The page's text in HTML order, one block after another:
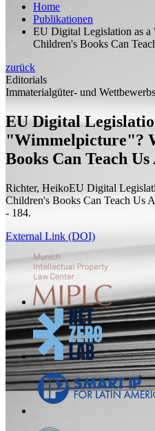
Home
Publikationen
EU Digital Legislation as
Children's Books Can
zurück
Editorials
Immaterialgüter- und
EU Digital
"Wimmelpicture"?
Books Can Teach
Richter, HeikoEU Digital
Children's Books Can Teach Us
- 184.
External Link (DOI)